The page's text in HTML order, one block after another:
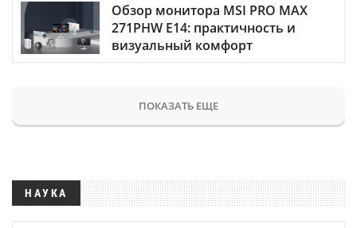
Обзор монитора MSI PRO MAX
271PHW E14: практичность и
визуальный комфорт
ПОКАЗАТЬ ЕЩЕ
НАУКА